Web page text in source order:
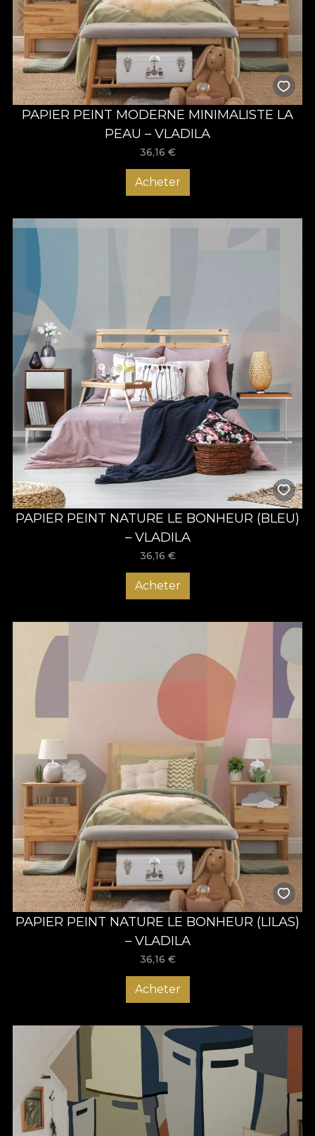
PAPIER PEINT MODERNE MINIMALISTE LA
PEAU – VLADILA
36,16 €
Acheter
PAPIER PEINT NATURE LE BONHEUR (BLEU)
– VLADILA
36,16 €
Acheter
PAPIER PEINT NATURE LE BONHEUR (LILAS)
– VLADILA
36,16 €
Acheter